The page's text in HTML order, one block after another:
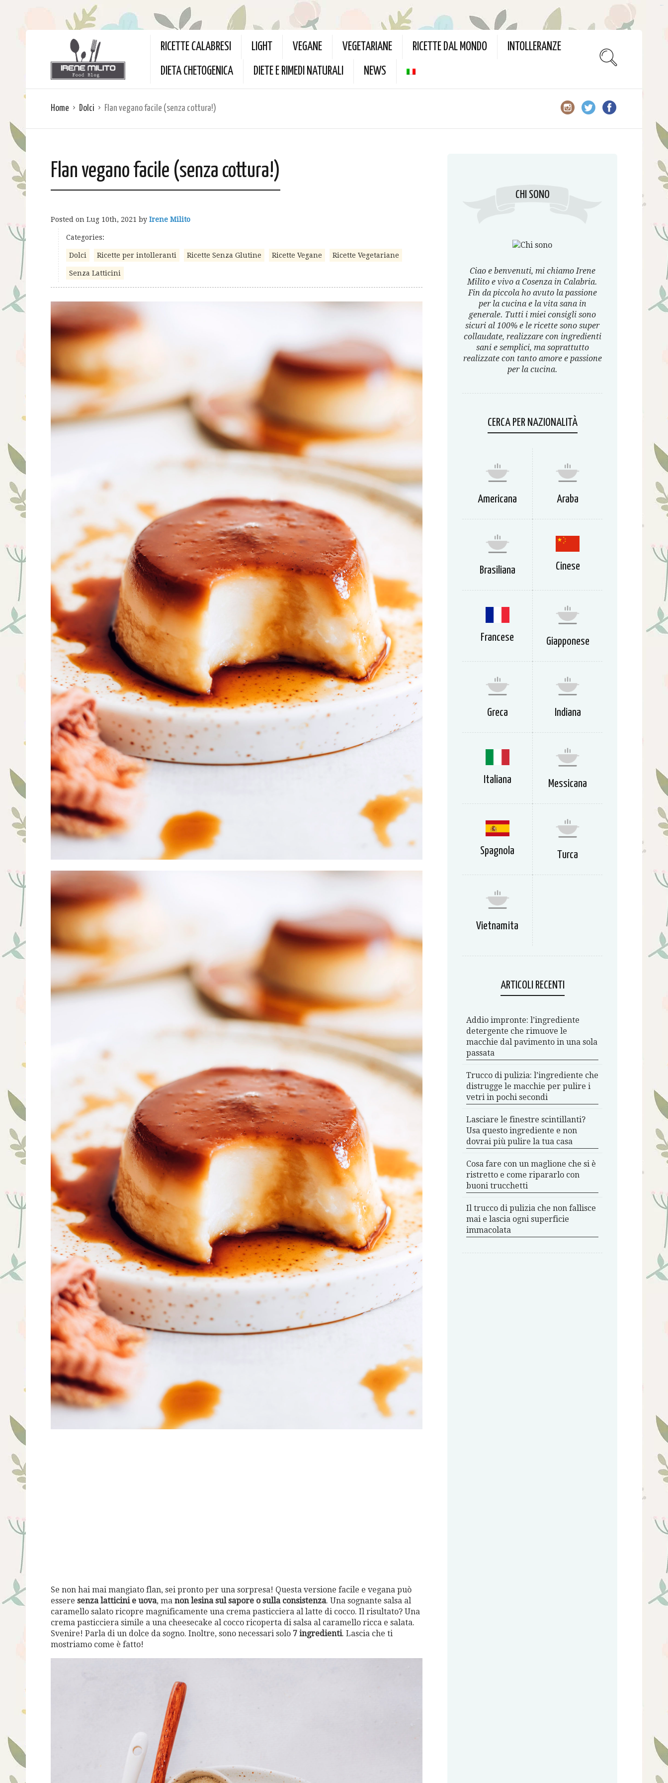
RICETTE CALABRESI LIGHT VEGANE VEGETARIANE RICETTE DAL MONDO INTOLLERANZE
DIETA CHETOGENICA DIETE E RIMEDI NATURALI NEWS
Home Dolci Flan vegano facile (senza cottura!)
Flan vegano facile (senza cottura!)
Posted on Lug 10th, 2021 by Irene Milito
Categories:
Dolci Ricette per intolleranti Ricette Senza Glutine Ricette Vegane Ricette Vegetariane
Senza Latticini
Se non hai mai mangiato flan, sei pronto per una sorpresa! Questa versione facile e vegana può
essere senza latticini e uova, ma non lesina sul sapore o sulla consistenza. Una sognante salsa al
caramello salato ricopre magnificamente una crema pasticciera al latte di cocco. Il risultato? Una
crema pasticciera simile a una cheesecake al cocco ricoperta di salsa al caramello ricca e salata.
Svenire! Parla di un dolce da sogno. Inoltre, sono necessari solo 7 ingredienti. Lascia che ti
mostriamo come è fatto!
CHI SONO
Ciao e benvenuti, mi chiamo Irene
Milito e vivo a Cosenza in Calabria.
Fin da piccola ho avuto la passione
per la cucina e la vita sana in
generale. Tutti i miei consigli sono
sicuri al 100% e le ricette sono super
collaudate, realizzare con ingredienti
sani e semplici, ma soprattutto
realizzate con tanto amore e passione
per la cucina.
CERCA PER NAZIONALITÀ
Americana Araba
Brasiliana Cinese
Francese Giapponese
Greca Indiana
Italiana Messicana
Spagnola Turca
Vietnamita
ARTICOLI RECENTI
Addio impronte: l’ingrediente
detergente che rimuove le
macchie dal pavimento in una sola
passata
Trucco di pulizia: l’ingrediente che
distrugge le macchie per pulire i
vetri in pochi secondi
Lasciare le finestre scintillanti?
Usa questo ingrediente e non
dovrai più pulire la tua casa
Cosa fare con un maglione che si è
ristretto e come ripararlo con
buoni trucchetti
Il trucco di pulizia che non fallisce
mai e lascia ogni superficie
immacolata